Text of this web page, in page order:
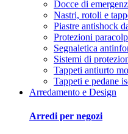
Docce di
Nastri, rotoli e
Piastre antishock
Protezioni
Segnaletica
Sistemi di
Tappeti antiurto
Tappeti e pedane
Arredamento e Design
Arredi per negozi